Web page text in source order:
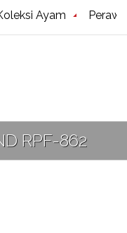
Ayam
RPF-862